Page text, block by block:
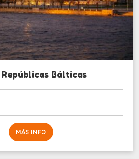
Bálticas
MÁS INFO